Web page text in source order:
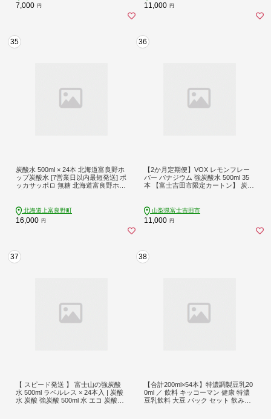
7,000 円 11,000 円
35
炭酸水 500ml × 24本 北海道富良野ホ
ップ炭酸水 [7営業日以内最短発送] ポ
ッカサッポロ 無糖 北海道富良野ホッ
マイチ 北海道 上富良野町
北海道上富良野町
16,000 円
36
【2か月定期便】VOX レモンフレー
バー バナジウム 強炭酸水 500ml 35
本 【富士吉田市限定カートン】 炭酸
ーター 備蓄 防災 ストック 防災グッ
ズ 保存 山梨 富士吉田
山梨県富士吉田市
11,000 円
37
【 スピード発送 】 富士山の強炭酸
水 500ml ラベルレス × 24本入 | 炭酸
水 炭酸 強炭酸 500ml 水 エコ 炭酸飲
38
【合計200ml×54本】特濃調製豆乳20
0ml ／ 飲料 キッコーマン 健康 特濃
豆乳飲料 大豆 パック セット 飲み切